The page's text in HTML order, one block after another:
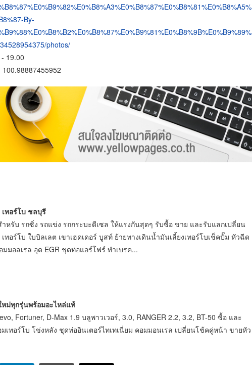
By-
photos/
19.00
ทอร์โบ ชลบุรี
หรับ รถซิ่ง รถแข่ง รถกระบะดีเซล ให้แรงกันสุดๆ รับซื้อ ขาย และรับแลกเปลี่ยน
อร์โบ ใบบิลเลต เขาเฮดเดอร์ บูสท์ ย้ายทางเดินนํ้ามันเลี้ยงเทอร์โบเช็คปั๊ม หัวฉีด
มมอลเรล อุด EGR ชุดท่อแอร์โฟร์ ทำเบรค...
ม่ทุกรุ่นพร้อมอะไหล่แท้
Fortuner, D-Max 1.9 บลูพาวเวอร์, 3.0, RANGER 2.2, 3.2, BT-50 ซื้อ และ
เทอร์โบ โข่งหลัง ชุดท่ออินเตอร์ไทเทเนี่ยม คอมมอนเรล เปลี่ยนโช้คคู่หน้า ขายหัว